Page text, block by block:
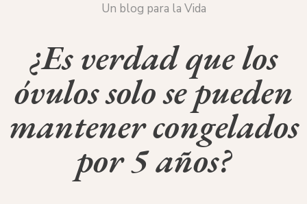
Un blog para la Vida
¿Es verdad que los
óvulos solo se pueden
mantener congelados
por 5 años?